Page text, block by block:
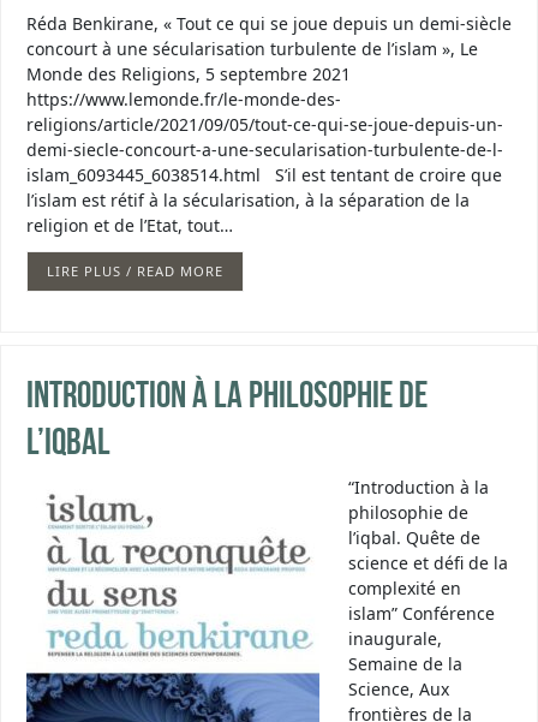
Réda Benkirane, « Tout ce qui se joue depuis un demi-siècle
concourt à une sécularisation turbulente de l’islam », Le
Monde des Religions, 5 septembre 2021
https://www.lemonde.fr/le-monde-des-
religions/article/2021/09/05/tout-ce-qui-se-joue-depuis-un-
demi-siecle-concourt-a-une-secularisation-turbulente-de-l-
islam_6093445_6038514.html S’il est tentant de croire que
l’islam est rétif à la sécularisation, à la séparation de la
religion et de l’Etat, tout…
LIRE PLUS / READ MORE
Introduction à la philosophie de
l’iqbal
“Introduction à la
philosophie de
l’iqbal. Quête de
science et défi de la
complexité en
islam” Conférence
inaugurale,
Semaine de la
Science, Aux
frontières de la